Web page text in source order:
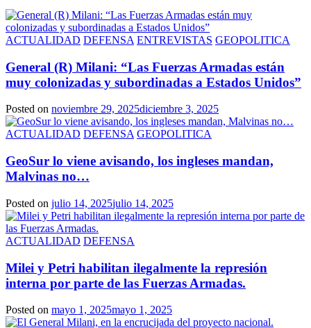
ACTUALIDAD DEFENSA ENTREVISTAS GEOPOLITICA
General (R) Milani: “Las Fuerzas Armadas están
muy colonizadas y subordinadas a Estados Unidos”
Posted on noviembre 29, 2025diciembre 3, 2025
ACTUALIDAD DEFENSA GEOPOLITICA
GeoSur lo viene avisando, los ingleses mandan,
Malvinas no…
Posted on julio 14, 2025julio 14, 2025
ACTUALIDAD DEFENSA
Milei y Petri habilitan ilegalmente la represión
interna por parte de las Fuerzas Armadas.
Posted on mayo 1, 2025mayo 1, 2025